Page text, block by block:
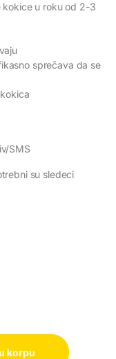
kokice u roku od 2-3
sprečava da se
SMS
su sledeci
korpu